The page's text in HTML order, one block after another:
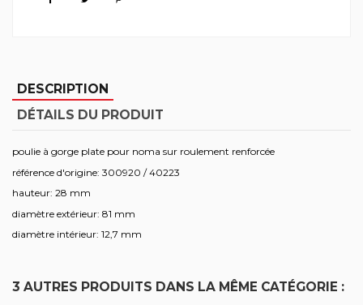
DESCRIPTION
DÉTAILS DU PRODUIT
poulie à gorge plate pour noma sur roulement renforcée
référence d'origine: 300920 / 40223
hauteur: 28 mm
diamètre extérieur: 81 mm
diamètre intérieur: 12,7 mm
3 AUTRES PRODUITS DANS LA MÊME CATÉGORIE :